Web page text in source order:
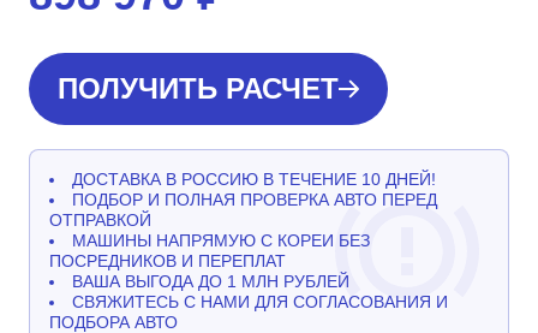
ПОЛУЧИТЬ РАСЧЕТ
ДОСТАВКА В РОССИЮ В ТЕЧЕНИЕ 10 ДНЕЙ!
ПОДБОР И ПОЛНАЯ ПРОВЕРКА АВТО ПЕРЕД
ОТПРАВКОЙ
МАШИНЫ НАПРЯМУЮ С КОРЕИ БЕЗ
ПОСРЕДНИКОВ И ПЕРЕПЛАТ
ВАША ВЫГОДА ДО 1 МЛН РУБЛЕЙ
СВЯЖИТЕСЬ С НАМИ ДЛЯ СОГЛАСОВАНИЯ И
ПОДБОРА АВТО